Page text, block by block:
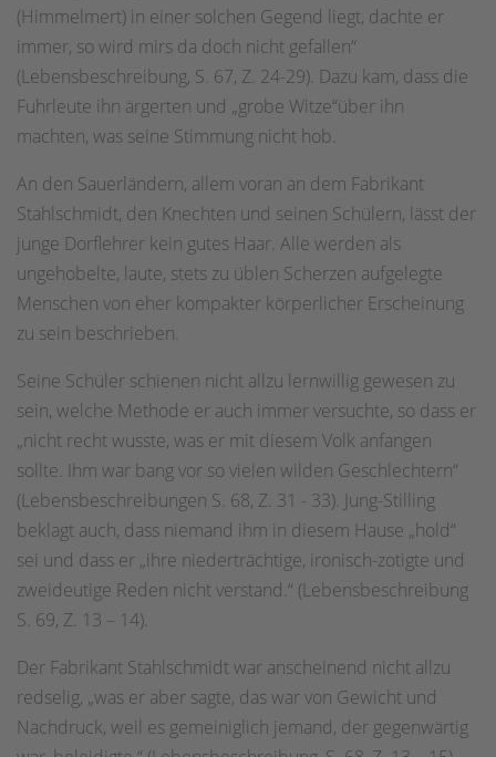
(Himmelmert) in einer solchen Gegend liegt, dachte er
immer, so wird mirs da doch nicht gefallen“
(Lebensbeschreibung, S. 67, Z. 24-29). Dazu kam, dass die
Fuhrleute ihn ärgerten und „grobe Witze“über ihn
machten, was seine Stimmung nicht hob.
An den Sauerländern, allem voran an dem Fabrikant
Stahlschmidt, den Knechten und seinen Schülern, lässt der
junge Dorflehrer kein gutes Haar. Alle werden als
ungehobelte, laute, stets zu üblen Scherzen aufgelegte
Menschen von eher kompakter körperlicher Erscheinung
zu sein beschrieben.
Seine Schüler schienen nicht allzu lernwillig gewesen zu
sein, welche Methode er auch immer versuchte, so dass er
„nicht recht wusste, was er mit diesem Volk anfangen
sollte. Ihm war bang vor so vielen wilden Geschlechtern“
(Lebensbeschreibungen S. 68, Z. 31 - 33). Jung-Stilling
beklagt auch, dass niemand ihm in diesem Hause „hold“
sei und dass er „ihre niederträchtige, ironisch-zotigte und
zweideutige Reden nicht verstand.“ (Lebensbeschreibung
S. 69, Z. 13 – 14).
Der Fabrikant Stahlschmidt war anscheinend nicht allzu
redselig, „was er aber sagte, das war von Gewicht und
Nachdruck, weil es gemeiniglich jemand, der gegenwärtig